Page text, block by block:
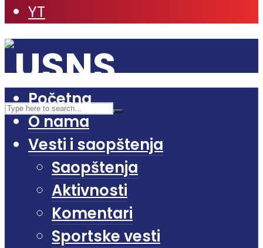
YT
Početna
O nama
Vesti i saopštenja
Saopštenja
Aktivnosti
Komentari
Sportske vesti